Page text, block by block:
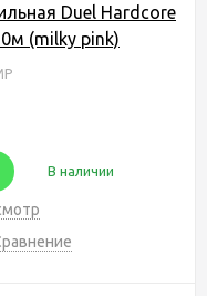
Duel Hardcore
(milky pink)
В наличии